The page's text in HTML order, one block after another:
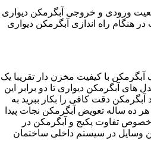
ورودی و خروجی آبگرمکن دیواری
هنگام راه اندازی آبگرمکن دیواری
با کیفیت مخزن دار تقریبا یک
آبگرمکن دیواری تا دو برابر این
دقت کافی را بکار ببرید به
ده ساله تعویض آبگرمکن نجات پیدا
تفاوت پکیج و آبگرمکن در
وسایل در سیستم داخلی ساختمان